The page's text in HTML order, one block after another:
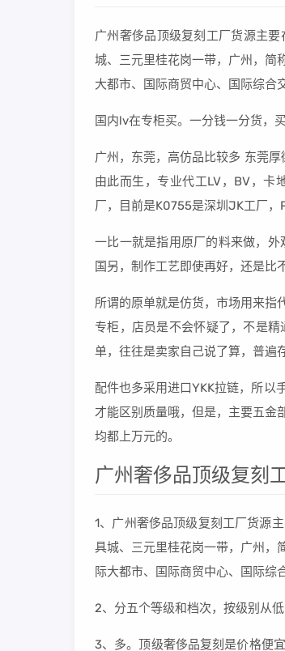
广州奢侈品顶级复刻工厂货源主
城、三元里桂花岗一带，广州，简
大都市、国际商贸中心、国际综合
国内lv在专柜买。一分钱一分货，
广州，东莞，高仿品比较多 东莞
由此而生，专业代工LV，BV，卡
厂，目前是K0755是深圳JK工厂，
一比一就是指用原厂的料来做，
国另，制作工艺即使再好，还是比
所谓的原单就是仿货，市场用来指
专柜，店员是不会怀疑了，不是
单，往往是卖家自己说了算，普遍
配件也多采用进口YKK拉链，所以
才能区别质量哦，但是，主要五金
均都上万元的。
广州奢侈品顶级复刻
1、广州奢侈品顶级复刻工厂货源
具城、三元里桂花岗一带，广州，
际大都市、国际商贸中心、国际综
2、分五个等级和档次，按级别从
3、多。顶级奢侈品复刻是价格便